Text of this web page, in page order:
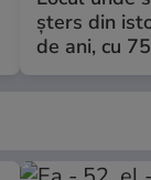
șters din
de ani, cu